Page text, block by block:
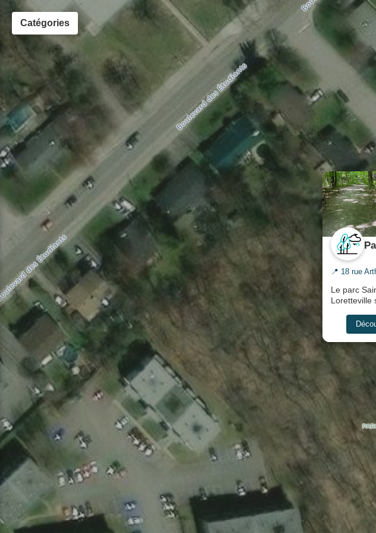
📍 18 rue
Le parc
Loretteville
Catégories